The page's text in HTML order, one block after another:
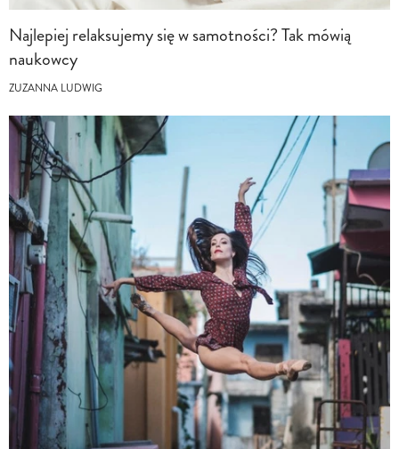
Najlepiej relaksujemy się w samotności? Tak mówią
naukowcy
ZUZANNA LUDWIG